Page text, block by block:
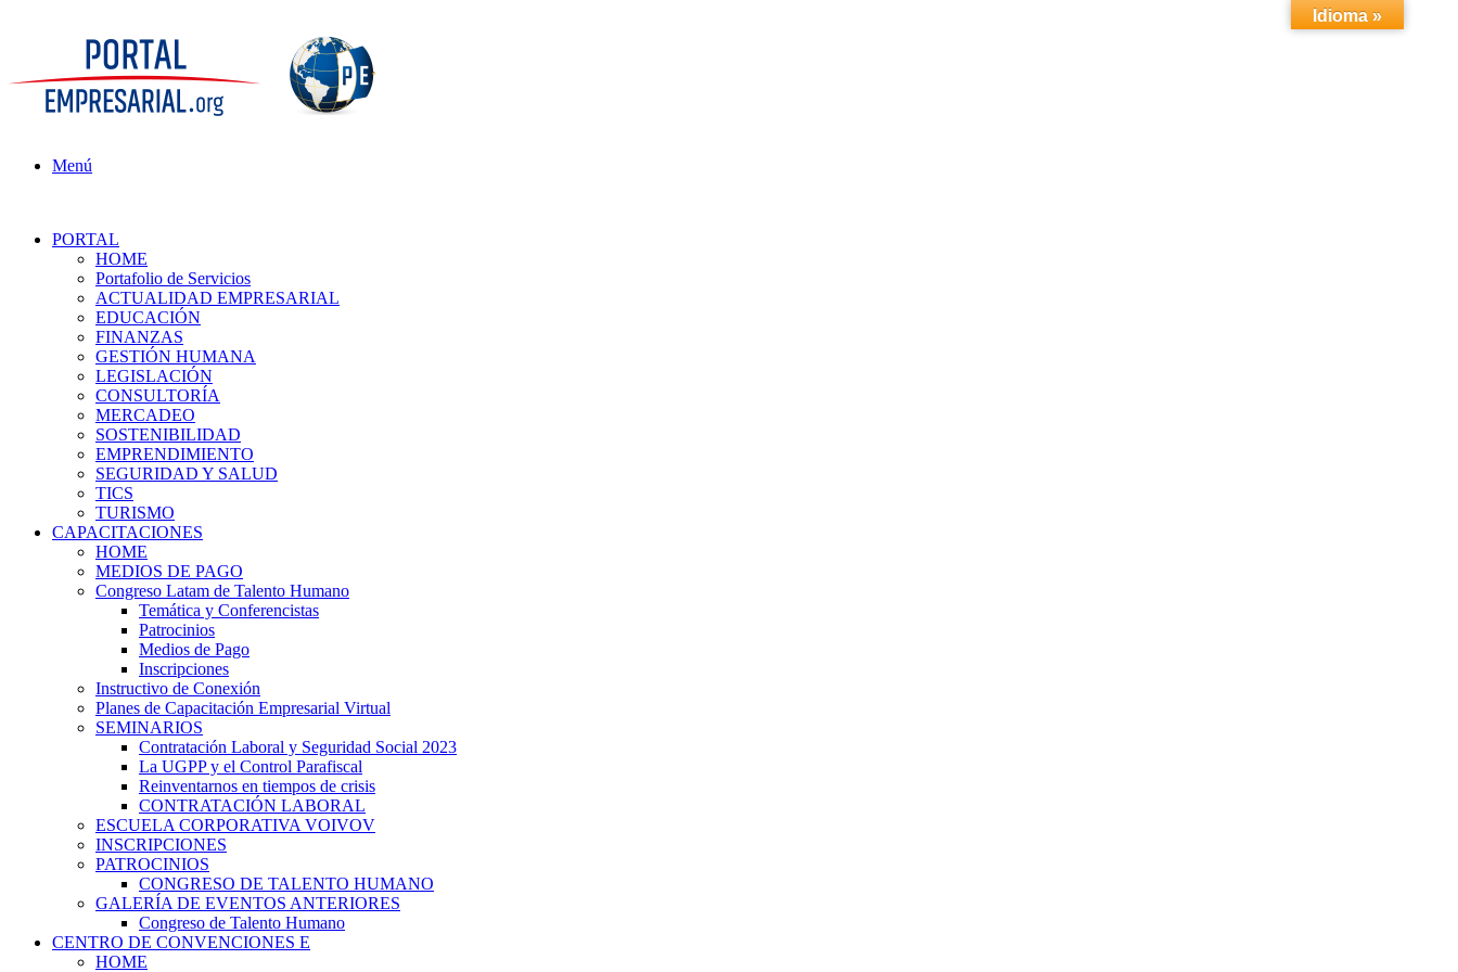
Menú
PORTAL
HOME
Portafolio de Servicios
ACTUALIDAD EMPRESARIAL
EDUCACIÓN
FINANZAS
GESTIÓN HUMANA
LEGISLACIÓN
CONSULTORÍA
MERCADEO
SOSTENIBILIDAD
EMPRENDIMIENTO
SEGURIDAD Y SALUD
TICS
TURISMO
CAPACITACIONES
HOME
MEDIOS DE PAGO
Congreso Latam de Talento Humano
Temática y Conferencistas
Patrocinios
Medios de Pago
Inscripciones
Instructivo de Conexión
Planes de Capacitación Empresarial Virtual
SEMINARIOS
Contratación Laboral y Seguridad Social 2023
La UGPP y el Control Parafiscal
Reinventarnos en tiempos de crisis
CONTRATACIÓN LABORAL
ESCUELA CORPORATIVA VOIVOV
INSCRIPCIONES
PATROCINIOS
CONGRESO DE TALENTO HUMANO
GALERÍA DE EVENTOS ANTERIORES
Congreso de Talento Humano
CENTRO DE CONVENCIONES E
HOME
Idioma »